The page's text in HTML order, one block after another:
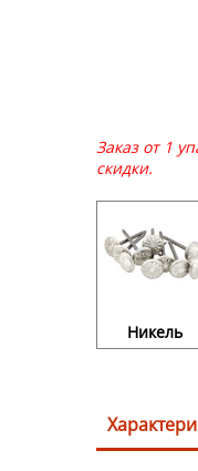
Заказ от 1
скидки.
Никель